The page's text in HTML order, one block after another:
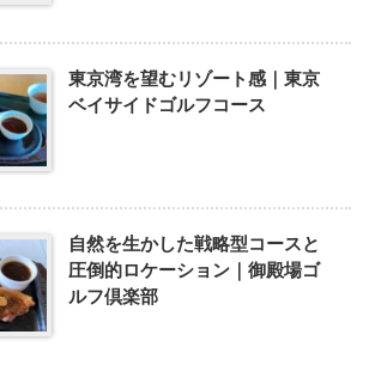
東京湾を望むリゾート感｜東京
ベイサイドゴルフコース
自然を生かした戦略型コースと
圧倒的ロケーション｜御殿場ゴ
ルフ倶楽部